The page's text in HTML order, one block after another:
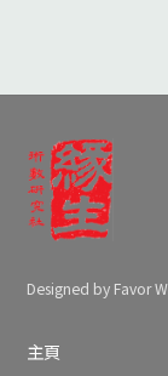
Designed by Favor
主頁